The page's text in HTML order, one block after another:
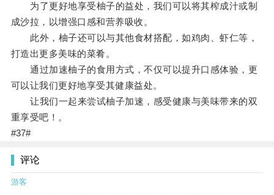
为了更好地享受柚子的益处，我们可以将其榨成汁或制
成沙拉，以增强口感和营养吸收。
此外，柚子还可以与其他食材搭配，如鸡肉、虾仁等，
打造出更多美味的菜肴。
通过加速柚子的食用方式，不仅可以提升口感体验，更
可以让我们更好地享受其健康益处。
让我们一起来尝试柚子加速，感受健康与美味带来的双
重享受吧！。
#37#
评论
游客